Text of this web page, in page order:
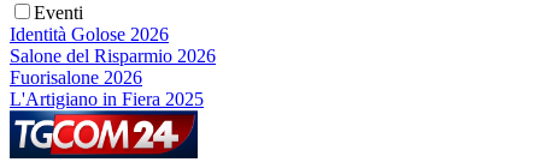
Eventi
Identità Golose 2026
Salone del Risparmio 2026
Fuorisalone 2026
L'Artigiano in Fiera 2025